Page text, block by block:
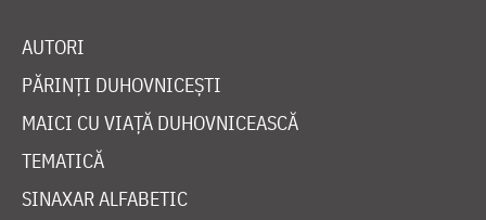
AUTORI
PĂRINȚI DUHOVNICEȘTI
MAICI CU VIAȚĂ DUHOVNICEASCĂ
TEMATICĂ
SINAXAR ALFABETIC